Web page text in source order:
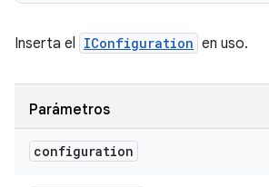
Inserta el IConfiguration en uso.
Parámetros
configuration